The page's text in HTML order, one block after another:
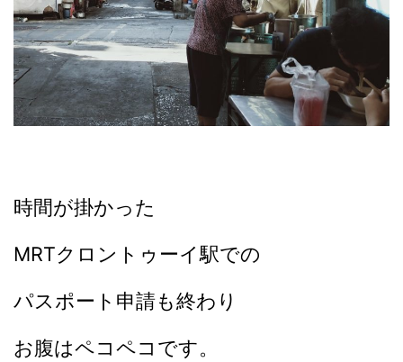
時間が掛かった
MRTクロントゥーイ駅での
パスポート申請も終わり
お腹はペコペコです。